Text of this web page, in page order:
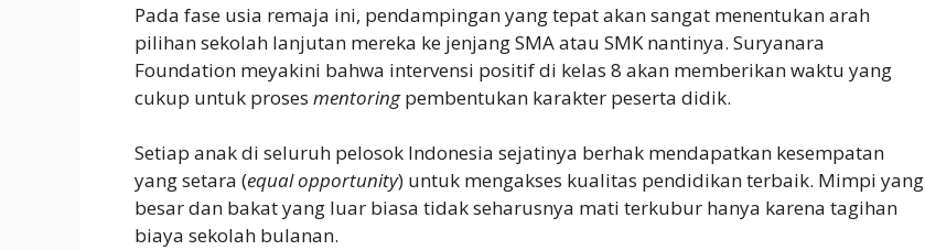
Pada fase usia remaja ini, pendampingan yang tepat akan sangat menentukan arah
pilihan sekolah lanjutan mereka ke jenjang SMA atau SMK nantinya. Suryanara
Foundation meyakini bahwa intervensi positif di kelas 8 akan memberikan waktu yang
cukup untuk proses mentoringpembentukan karakter peserta didik.
Setiap anak di seluruh pelosok Indonesia sejatinya berhak mendapatkan kesempatan
yang setara (equal opportunity) untuk mengakses kualitas pendidikan terbaik. Mimpi yang
besar dan bakat yang luar biasa tidak seharusnya mati terkubur hanya karena tagihan
biaya sekolah bulanan.